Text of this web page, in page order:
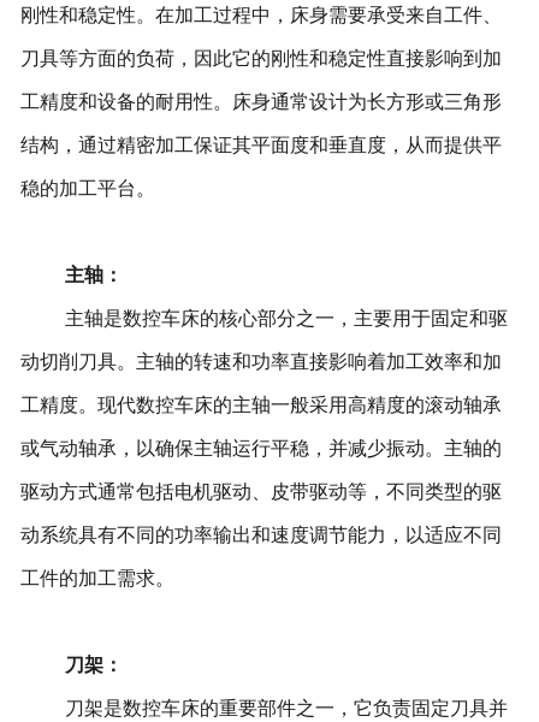
刚性和稳定性。在加工过程中，床身需要承受来自工件、
刀具等方面的负荷，因此它的刚性和稳定性直接影响到加
工精度和设备的耐用性。床身通常设计为长方形或三角形
结构，通过精密加工保证其平面度和垂直度，从而提供平
稳的加工平台。
主轴：
主轴是数控车床的核心部分之一，主要用于固定和驱
动切削刀具。主轴的转速和功率直接影响着加工效率和加
工精度。现代数控车床的主轴一般采用高精度的滚动轴承
或气动轴承，以确保主轴运行平稳，并减少振动。主轴的
驱动方式通常包括电机驱动、皮带驱动等，不同类型的驱
动系统具有不同的功率输出和速度调节能力，以适应不同
工件的加工需求。
刀架：
刀架是数控车床的重要部件之一，它负责固定刀具并